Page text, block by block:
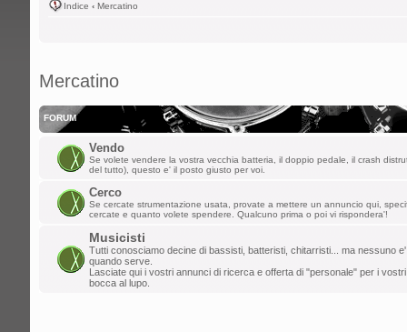
Indice ‹ Mercatino
Mercatino
FORUM
Vendo
Se volete vendere la vostra vecchia batteria, il doppio pedale, il crash
del tutto), questo e' il posto giusto per voi.
Cerco
Se cercate strumentazione usata, provate a mettere un annuncio qui,
cercate e quanto volete spendere. Qualcuno prima o poi vi rispondera'!
Musicisti
Tutti conosciamo decine di bassisti, batteristi, chitarristi... ma nessuno
quando serve.
Lasciate qui i vostri annunci di ricerca e offerta di "personale" per i
bocca al lupo.